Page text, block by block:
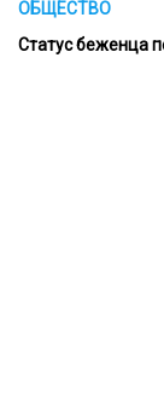
ОБЩЕСТВО
Статус беженца